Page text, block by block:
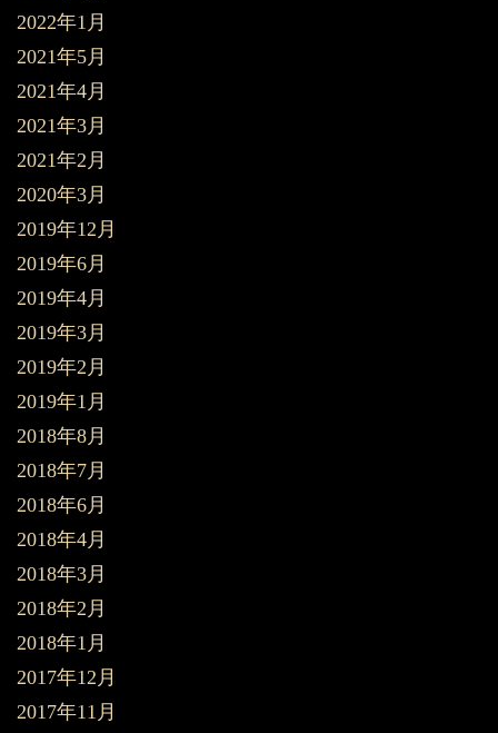
2022年1月
2021年5月
2021年4月
2021年3月
2021年2月
2020年3月
2019年12月
2019年6月
2019年4月
2019年3月
2019年2月
2019年1月
2018年8月
2018年7月
2018年6月
2018年4月
2018年3月
2018年2月
2018年1月
2017年12月
2017年11月